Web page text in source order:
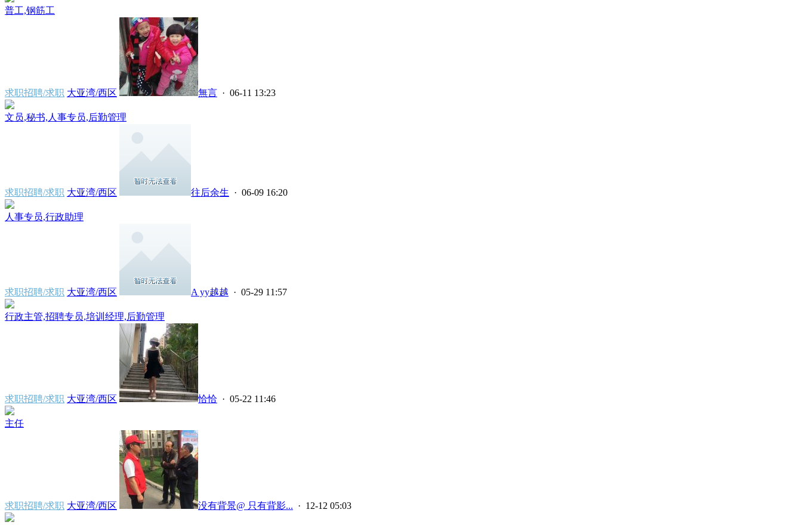
普工,钢筋工
求职招聘/求职 大亚湾/西区 無言 · 06-11 13:23
文员,秘书,人事专员,后勤管理
求职招聘/求职 大亚湾/西区 往后余生 · 06-09 16:20
人事专员,行政助理
求职招聘/求职 大亚湾/西区 A yy越越 · 05-29 11:57
行政主管,招聘专员,培训经理,后勤管理
求职招聘/求职 大亚湾/西区 恰恰 · 05-22 11:46
主任
求职招聘/求职 大亚湾/西区 没有背景@ 只有背影... · 12-12 05:03